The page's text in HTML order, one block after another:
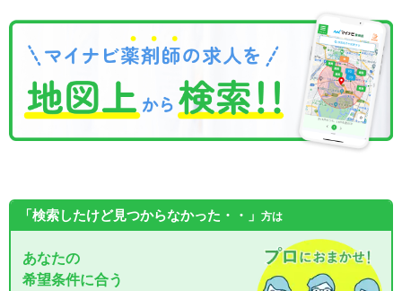
「検索したけど見つからなかった・・」 方は
あなたの
希望条件に合う